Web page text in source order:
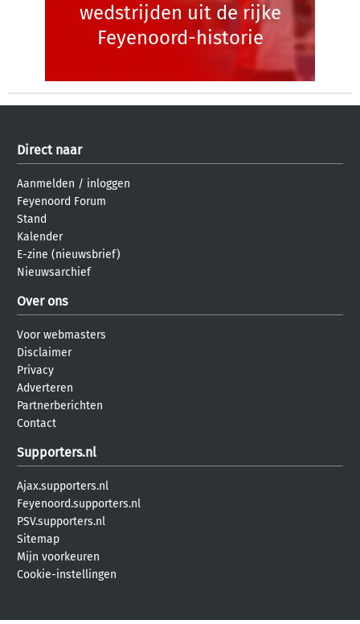
wedstrijden uit de rijke
Feyenoord-historie
Direct naar
Aanmelden / inloggen
Feyenoord Forum
Stand
Kalender
E-zine (nieuwsbrief)
Nieuwsarchief
Over ons
Voor webmasters
Disclaimer
Privacy
Adverteren
Partnerberichten
Contact
Supporters.nl
Ajax.supporters.nl
Feyenoord.supporters.nl
PSV.supporters.nl
Sitemap
Mijn voorkeuren
Cookie-instellingen